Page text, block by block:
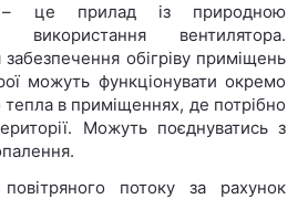
це прилад із природною
використання вентилятора.
обігріву приміщень
можуть функціонувати окремо
в приміщеннях, де потрібно
Можуть поєднуватись з
потоку за рахунок